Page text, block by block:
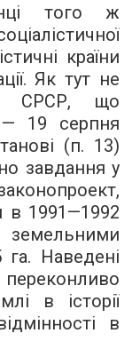
того ж
країни
Як тут не
СРСР, що
19 серпня
(п. 13)
завдання у
в 1991—1992
земельними
Наведені
в історії
в